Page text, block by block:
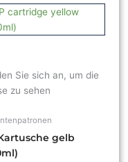
Sie sich an, um die
zu sehen
gelb